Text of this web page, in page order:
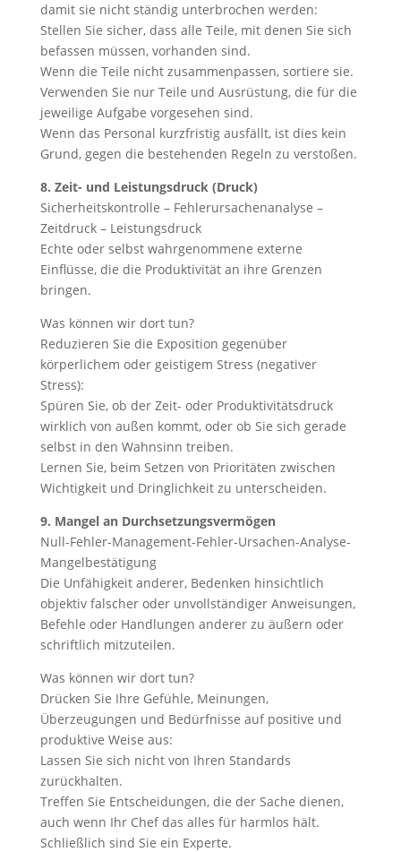
damit sie nicht ständig unterbrochen werden:
Stellen Sie sicher, dass alle Teile, mit denen Sie sich
befassen müssen, vorhanden sind.
Wenn die Teile nicht zusammenpassen, sortiere sie.
Verwenden Sie nur Teile und Ausrüstung, die für die
jeweilige Aufgabe vorgesehen sind.
Wenn das Personal kurzfristig ausfällt, ist dies kein
Grund, gegen die bestehenden Regeln zu verstoßen.
8. Zeit- und Leistungsdruck (Druck)
Sicherheitskontrolle – Fehlerursachenanalyse –
Zeitdruck – Leistungsdruck
Echte oder selbst wahrgenommene externe
Einflüsse, die die Produktivität an ihre Grenzen
bringen.
Was können wir dort tun?
Reduzieren Sie die Exposition gegenüber
körperlichem oder geistigem Stress (negativer
Stress):
Spüren Sie, ob der Zeit- oder Produktivitätsdruck
wirklich von außen kommt, oder ob Sie sich gerade
selbst in den Wahnsinn treiben.
Lernen Sie, beim Setzen von Prioritäten zwischen
Wichtigkeit und Dringlichkeit zu unterscheiden.
9. Mangel an Durchsetzungsvermögen
Null-Fehler-Management-Fehler-Ursachen-Analyse-
Mangelbestätigung
Die Unfähigkeit anderer, Bedenken hinsichtlich
objektiv falscher oder unvollständiger Anweisungen,
Befehle oder Handlungen anderer zu äußern oder
schriftlich mitzuteilen.
Was können wir dort tun?
Drücken Sie Ihre Gefühle, Meinungen,
Überzeugungen und Bedürfnisse auf positive und
produktive Weise aus:
Lassen Sie sich nicht von Ihren Standards
zurückhalten.
Treffen Sie Entscheidungen, die der Sache dienen,
auch wenn Ihr Chef das alles für harmlos hält.
Schließlich sind Sie ein Experte.